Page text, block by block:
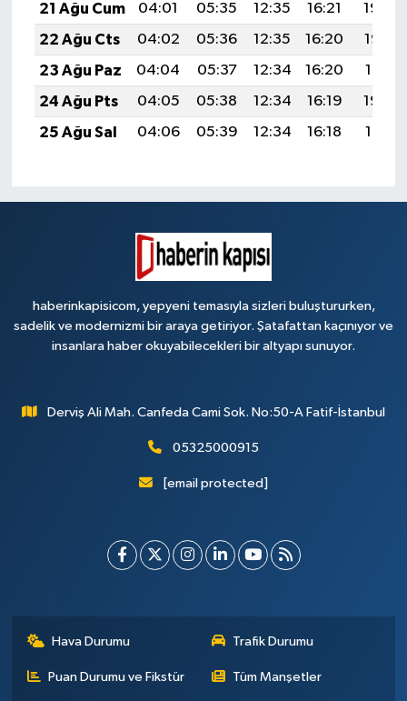
21 Ağu Cum
04:01 05:35 12:35 16:21
19:24
22 Ağu Cts
04:02 05:36 12:35 16:20
19:23
23 Ağu Paz
04:04 05:37 12:34 16:20
19:21
24 Ağu Pts
04:05 05:38 12:34 16:19
19:20
25 Ağu Sal
04:06 05:39 12:34 16:18 19:18
haberinkapisicom, yepyeni temasıyla sizleri buluştururken,
sadelik ve modernizmi bir araya getiriyor. Şatafattan kaçınıyor ve
insanlara haber okuyabilecekleri bir altyapı sunuyor.
Derviş Ali Mah. Canfeda Cami Sok. No:50-A Fatif-İstanbul
05325000915
[email protected]
Hava Durumu Trafik Durumu
Puan Durumu ve Fikstür Tüm Manşetler